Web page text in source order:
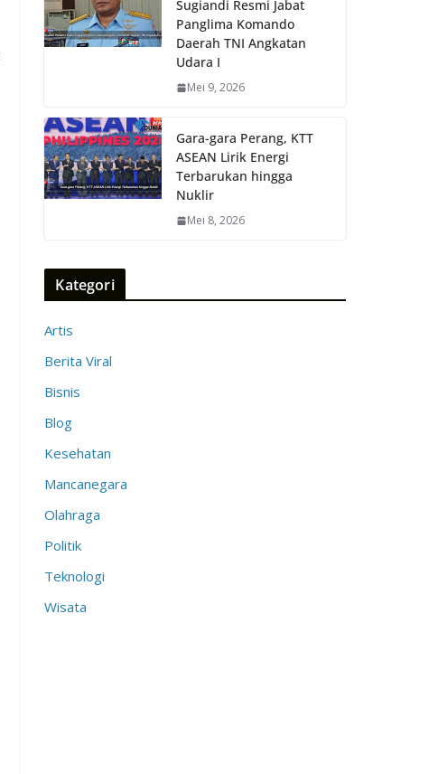
Sugiandi Resmi Jabat
Panglima Komando
Daerah TNI Angkatan
Udara I
Mei 9, 2026
Gara-gara Perang, KTT
ASEAN Lirik Energi
Terbarukan hingga
Nuklir
Mei 8, 2026
Kategori
Artis
Berita Viral
Bisnis
Blog
Kesehatan
Mancanegara
Olahraga
Politik
Teknologi
Wisata